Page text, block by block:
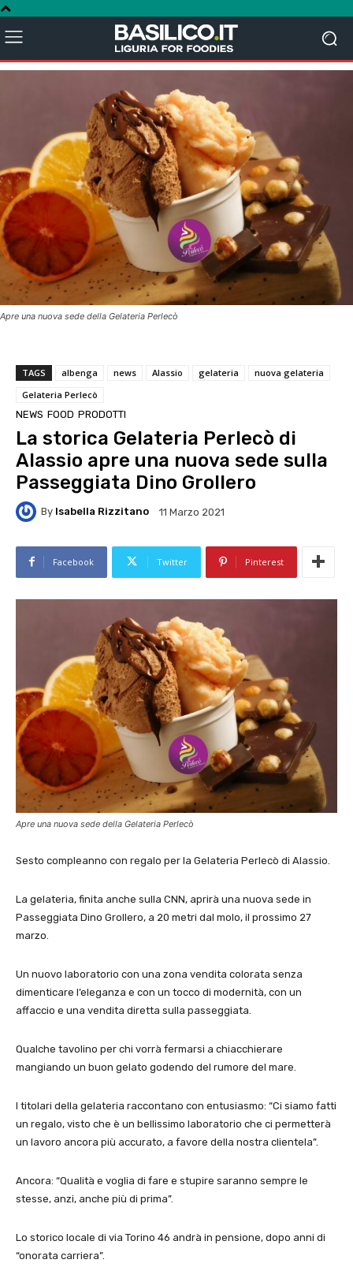
Apre una nuova sede della Gelateria Perlecò
TAGS albenga news Alassio gelateria
nuova gelateria
Gelateria Perlecò
NEWS FOOD PRODOTTI
La storica Gelateria Perlecò di
Alassio apre una nuova sede sulla
Passeggiata Dino Grollero
By Isabella Rizzitano 11 Marzo 2021
Facebook Twitter Pinterest
Apre una nuova sede della Gelateria Perlecò
Sesto compleanno con regalo per la Gelateria Perlecò di Alassio.
La gelateria, finita anche sulla CNN, aprirà una nuova sede in
Passeggiata Dino Grollero, a 20 metri dal molo, il prossimo 27
marzo.
Un nuovo laboratorio con una zona vendita colorata senza
dimenticare l’eleganza e con un tocco di modernità, con un
affaccio e una vendita diretta sulla passeggiata.
Qualche tavolino per chi vorrà fermarsi a chiacchierare
mangiando un buon gelato godendo del rumore del mare.
I titolari della gelateria raccontano con entusiasmo: “Ci siamo fatti
un regalo, visto che è un bellissimo laboratorio che ci permetterà
un lavoro ancora più accurato, a favore della nostra clientela”.
Ancora: “Qualità e voglia di fare e stupire saranno sempre le
stesse, anzi, anche più di prima”.
Lo storico locale di via Torino 46 andrà in pensione, dopo anni di
“onorata carriera”.